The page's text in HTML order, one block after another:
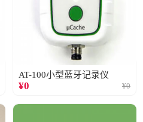
AT-100小型蓝牙记录仪
¥0 ¥0